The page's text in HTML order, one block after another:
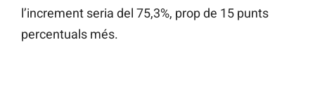
l’increment seria del 75,3%, prop de 15 punts
percentuals més.